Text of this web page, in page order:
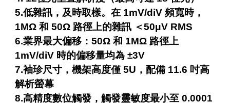
5.低雜訊，及時取樣。在 1mV/diV 頻寬時，
1MΩ 和 50Ω 路徑上的雜訊 ＜50μV RMS
6.業界最大偏移：50Ω 和 1MΩ 路徑上
1mV/diV 時的偏移量均為 ±3V
7.袖珍尺寸，機架高度僅 5U，配備 11.6 吋高
解析螢幕
8.高精度數位觸發，觸發靈敏度最小至 0.0001